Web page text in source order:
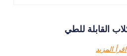
القابلة للطي
اقرأ المزيد